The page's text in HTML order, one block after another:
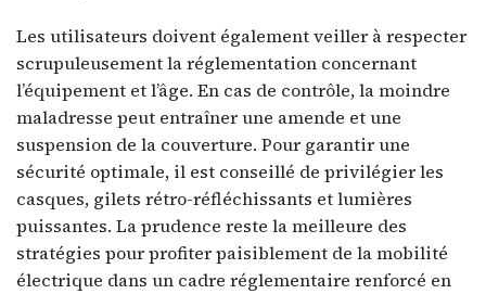
Les utilisateurs doivent également veiller à respecter
scrupuleusement la réglementation concernant
l’équipement et l’âge. En cas de contrôle, la moindre
maladresse peut entraîner une amende et une
suspension de la couverture. Pour garantir une
sécurité optimale, il est conseillé de privilégier les
casques, gilets rétro-réfléchissants et lumières
puissantes. La prudence reste la meilleure des
stratégies pour profiter paisiblement de la mobilité
électrique dans un cadre réglementaire renforcé en